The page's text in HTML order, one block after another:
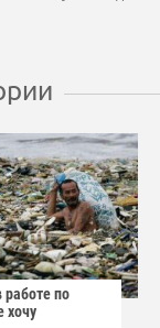
работе по
хочу